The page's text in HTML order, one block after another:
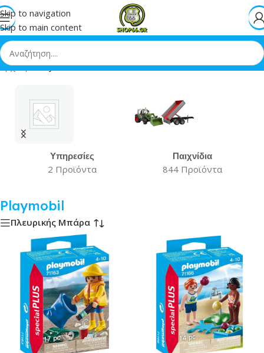
Skip to navigation
Skip to main content
Αρχική»Playmobil
Υπηρεσίες
2 Προϊόντα
Παιχνίδια
844 Προϊόντα
Playmobil
Πλευρικής Μπάρα